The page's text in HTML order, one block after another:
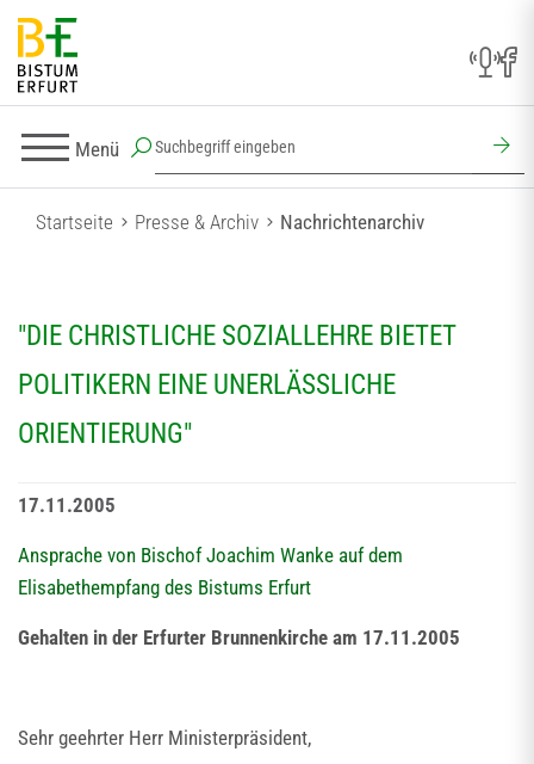
Menü
Startseite Presse & Archiv Nachrichtenarchiv
"DIE CHRISTLICHE SOZIALLEHRE BIETET
POLITIKERN EINE UNERLÄSSLICHE
ORIENTIERUNG"
17.11.2005
Ansprache von Bischof Joachim Wanke auf dem
Elisabethempfang des Bistums Erfurt
Gehalten in der Erfurter Brunnenkirche am 17.11.2005
Sehr geehrter Herr Ministerpräsident,